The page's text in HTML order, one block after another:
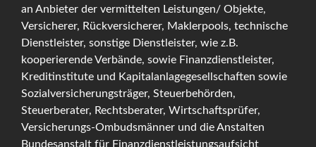
an Anbieter der vermittelten Leistungen/ Objekte,
Versicherer, Rückversicherer, Maklerpools, technische
Dienstleister, sonstige Dienstleister, wie z.B.
kooperierende Verbände, sowie Finanzdienstleister,
Kreditinstitute und Kapitalanlagegesellschaften sowie
Sozialversicherungsträger, Steuerbehörden,
Steuerberater, Rechtsberater, Wirtschaftsprüfer,
Versicherungs-Ombudsmänner und die Anstalten
Bundesanstalt für Finanzdienstleistungsaufsicht